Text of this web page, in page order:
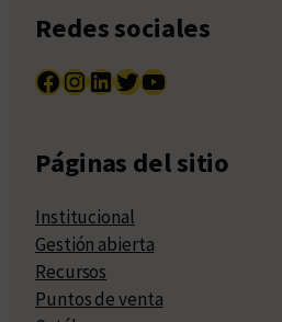
Redes sociales
Facebook InstagramLinkedIn Twitter YouTube
Páginas del sitio
Institucional
Gestión abierta
Recursos
Puntos de venta